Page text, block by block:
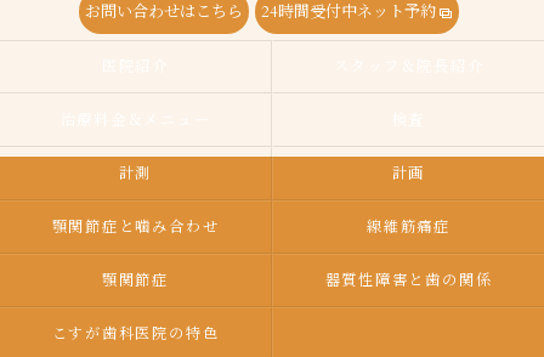
お問い合わせはこちら 24時間受付中ネット予約
計測 計画
顎関節症と噛み合わせ 線維筋痛症
顎関節症 器質性障害と歯の関係
こすが歯科医院の特色